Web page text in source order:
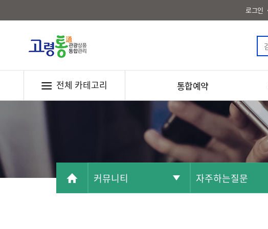
로그인
전체 카테고리 통합예약
커뮤니티 자주하는질문